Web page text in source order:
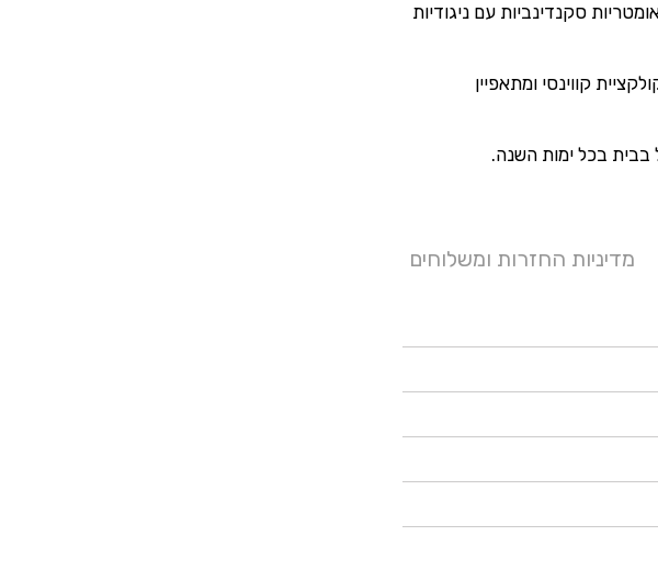
סקנדינביות עם ניגודיות
קווינסי ומתאפיין
בבית בכל ימות השנה.
מדיניות החזרות ומשלוחים